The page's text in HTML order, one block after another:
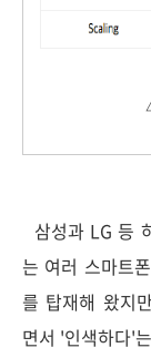
삼성과 LG 등
는 여러 스마트
를 탑재해 왔지
면서 '인색하다'